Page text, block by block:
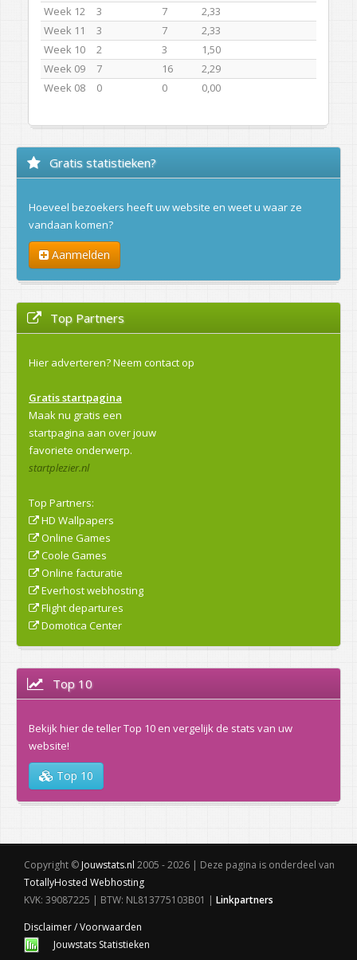
Week 12
3 7
2,33
Week 11
3 7
2,33
Week 10
2 3
1,50
Week 09
7 16
2,29
Week 08
0 0 0,00
Gratis statistieken?
Hoeveel bezoekers heeft uw website en weet u waar ze
vandaan komen?
Aanmelden
Top Partners
Hier adverteren?Neem contact op
Gratis startpagina
Maak nu gratis een
startpagina aan over jouw
favoriete onderwerp.
startplezier.nl
Top Partners:
HD Wallpapers
Online Games
Coole Games
Online facturatie
Everhost webhosting
Flight departures
Domotica Center
Top 10
Bekijk hier de teller Top 10 en vergelijk de stats van uw
website!
Top 10
Copyright © Jouwstats.nl 2005 - 2026 | Deze pagina is onderdeel van
TotallyHosted Webhosting
KVK: 39087225 | BTW: NL813775103B01 | Linkpartners
Disclaimer / Voorwaarden
Jouwstats Statistieken